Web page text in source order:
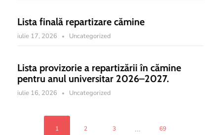
Lista finală repartizare cămine
iulie 17, 2026 Uncategorized
Lista provizorie a repartizării în cămine
pentru anul universitar 2026–2027.
iulie 16, 2026 Uncategorized
1 2 3 ... 69